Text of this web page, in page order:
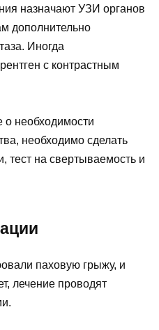
назначают УЗИ органов
дополнительно
Иногда
с контрастным
о необходимости
необходимо сделать
тест на свертываемость и
паховую грыжу, и
лечение проводят